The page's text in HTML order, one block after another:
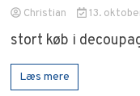
Christian 13.
stort køb i
Læs mere